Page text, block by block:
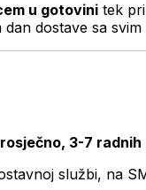
u gotovini tek
dostave sa svim
3-7 radnih
službi, na